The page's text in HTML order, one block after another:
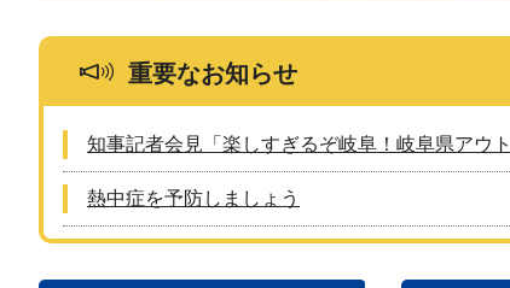
重要なお知らせ
知事記者会見「楽しすぎるぞ岐阜！岐阜県アウ
熱中症を予防しましょう